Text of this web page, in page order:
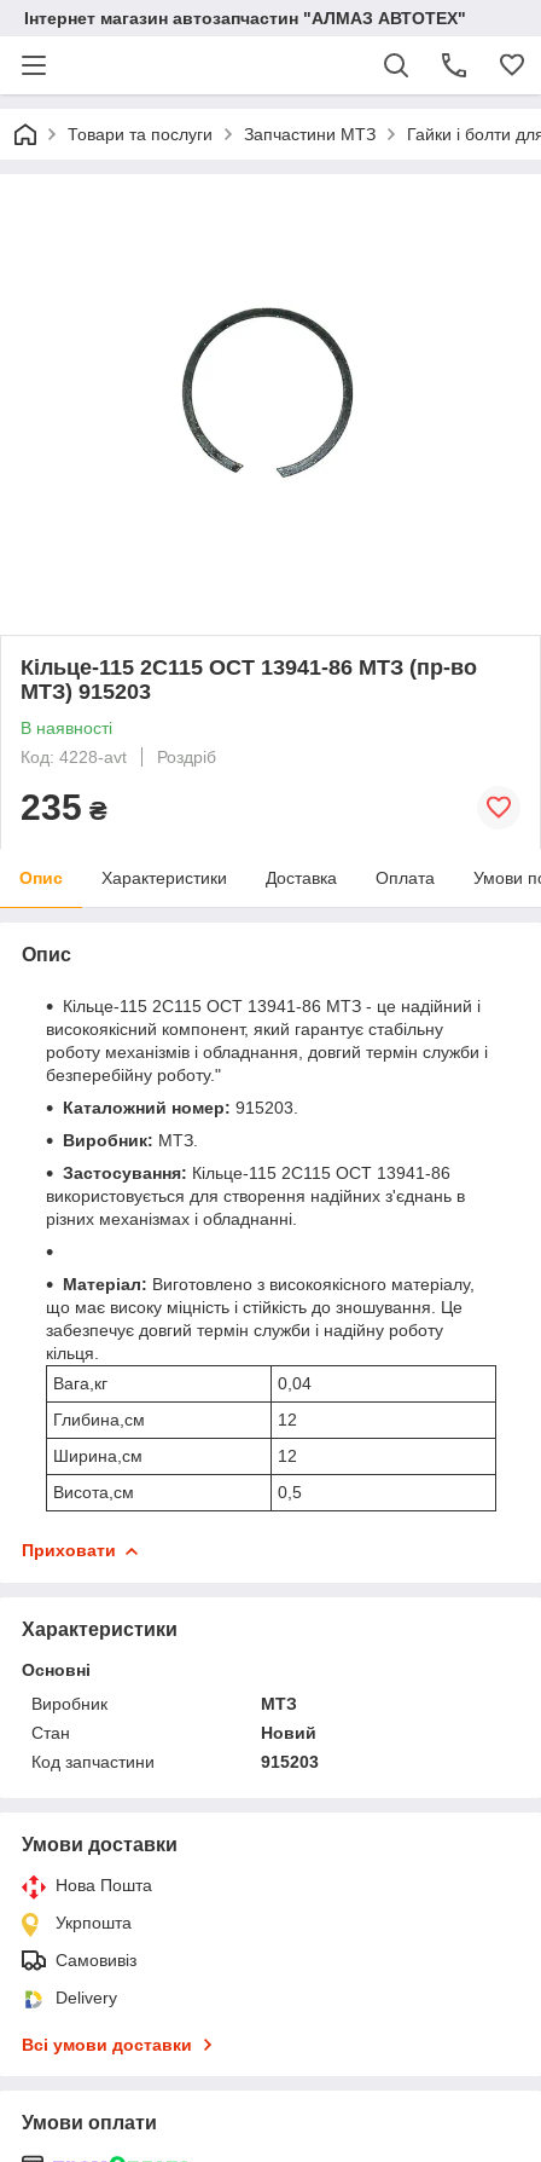
Інтернет магазин автозапчастин "АЛМАЗ АВТОТЕХ"
Товари та послуги Запчастини МТЗ Гайки і болти
Кільце-115 2С115 ОСТ 13941-86 МТЗ (пр-во
МТЗ) 915203
В наявності
Код: 4228-avt
Роздріб
235 ₴
Опис Характеристики Доставка Оплата Умови
Опис
Кільце-115 2С115 ОСТ 13941-86 МТЗ - це надійний і
високоякісний компонент, який гарантує стабільну
роботу механізмів і обладнання, довгий термін служби і
безперебійну роботу."
Каталожний номер: 915203.
Виробник: МТЗ.
Застосування: Кільце-115 2С115 ОСТ 13941-86
використовується для створення надійних з'єднань в
різних механізмах і обладнанні.
Матеріал: Виготовлено з високоякісного матеріалу,
що має високу міцність і стійкість до зношування. Це
забезпечує довгий термін служби і надійну роботу
кільця.
Вага,кг
0,04
Глибина,см
12
Ширина,см
12
Висота,см
0,5
Приховати
Характеристики
Основні
Виробник
МТЗ
Стан
Новий
Код запчастини
915203
Умови доставки
Нова Пошта
Укрпошта
Самовивіз
Delivery
Всі умови доставки
Умови оплати